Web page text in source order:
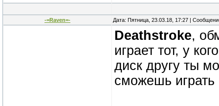
-=Raven=- Дата: Пятница, 23.03.18, 17:27 |
Deathstroke,
играет тот, у
диск другу ты
сможешь играть